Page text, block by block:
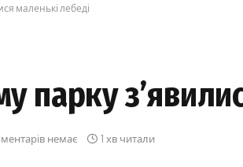
маленькі лебеді
парку
немає 1 хв читали